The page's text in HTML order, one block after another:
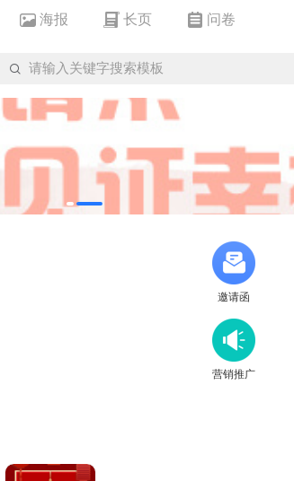
海报 长页 问卷
 请输入关键字搜索模板
邀请函
营销推广